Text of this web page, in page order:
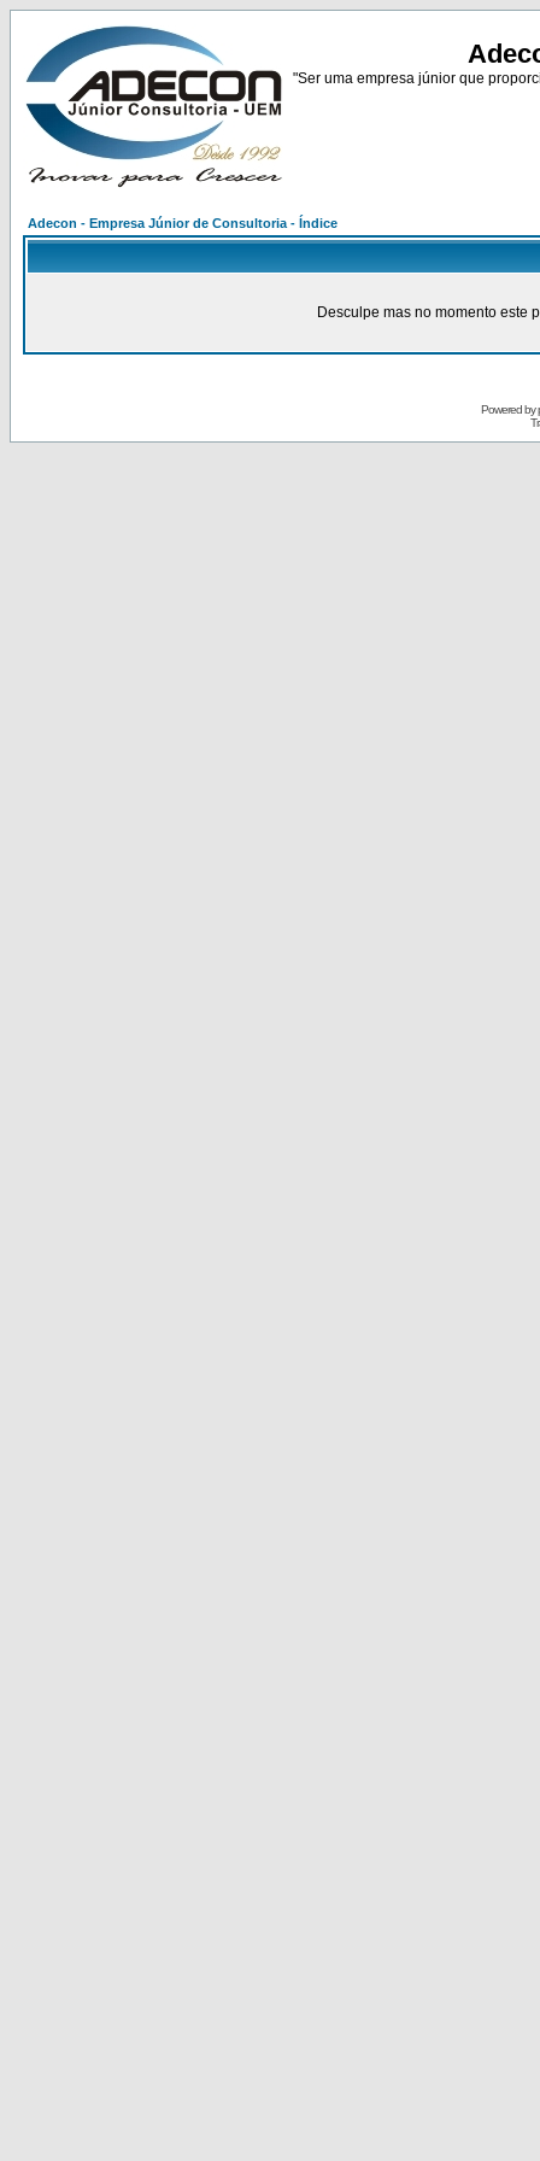
"Ser uma empresa júnior que
Adecon - Empresa Júnior de Consultoria - Índice
Desculpe mas no momento este
Powered by